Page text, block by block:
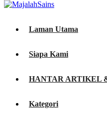
Laman Utama
Siapa Kami
HANTAR ARTIKEL
Kategori